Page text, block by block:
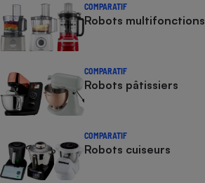
COMPARATIF
Robots multifonctions
COMPARATIF
Robots pâtissiers
COMPARATIF
Robots cuiseurs